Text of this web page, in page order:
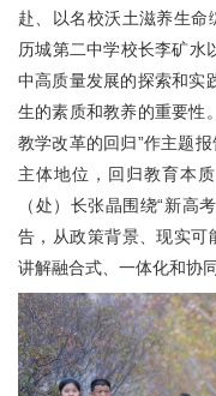
赴、以名校沃土滋养生
历城第二中学校长李矿
中高质量发展的探索和实
生的素质和教养的重要性
教学改革的回归”作主题
主体地位，回归教育本
（处）长张晶围绕“新高
告，从政策背景、现实可
讲解融合式、一体化和协